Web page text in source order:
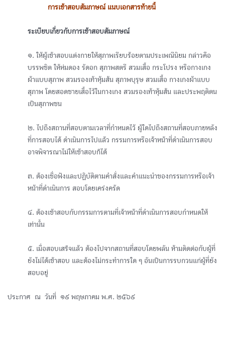
การเข้าสอบสัมภาษณ์ แนบเอกสารท้ายนี้
ระเบียบเกี่ยวกับการเข้าสอบสัมภาษณ์
๑. ให้ผู้เข้าสอบแต่งกายให้สุภาพเรียบร้อยตามประเพณีนิยม กล่าวคือ
บรรพชิต ให้ห่มดอง รัดอก สุภาพสตรี สวมเสื้อ กระโปรง หรือกางเกง
ผ้าแบบสุภาพ สวมรองเท้าหุ้มส้น สุภาพบุรุษ สวมเสื้อ กางเกงผ้าแบบ
สุภาพ โดยสอดชายเสื้อไว้ในกางเกง สวมรองเท้าหุ้มส้น และประพฤติตน
เป็นสุภาพชน
๒. ไปถึงสถานที่สอบตามเวลาที่กำหนดไว้ ผู้ใดไปถึงสถานที่สอบภายหลัง
ที่การสอบได้ ดำเนินการไปแล้ว กรรมการหรือเจ้าหน้าที่ดำเนินการสอบ
อาจพิจารณาไม่ให้เข้าสอบก็ได้
๓. ต้องเชื่อฟังและปฏิบัติตามคำสั่งและคำแนะนำของกรรมการหรือเจ้า
หน้าที่ดำเนินการ สอบโดยเคร่งครัด
๔. ต้องเข้าสอบกับกรรมการตามที่เจ้าหน้าที่ดำเนินการสอบกำหนดให้
เท่านั้น
๕. เมื่อสอบเสร็จแล้ว ต้องไปจากสถานที่สอบโดยพลัน ห้ามติดต่อกับผู้ที่
ยังไม่ได้เข้าสอบ และต้องไม่กระทำการใด ๆ อันเป็นการรบกวนแก่ผู้ที่ยัง
สอบอยู่
ประกาศ ณ วันที่ ๑๙ พฤษภาคม พ.ศ. ๒๕๖๙